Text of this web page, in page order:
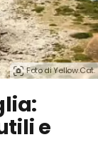
Foto di Yellow.Cat.
e